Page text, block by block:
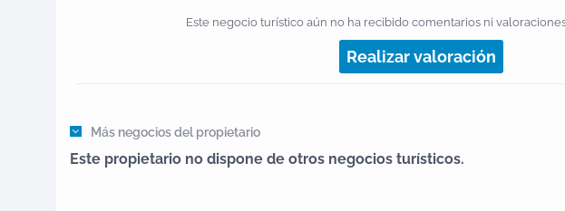
Este negocio turístico aún no ha recibido comentarios ni
Realizar valoración
Más negocios del propietario
Este propietario no dispone de otros negocios turísticos.